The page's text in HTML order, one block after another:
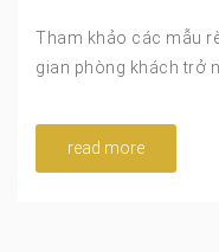
Tham khảo các mẫu
gian phòng khách trở
read more